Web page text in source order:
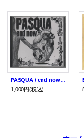
PASQUA / end now (cd) CABOOSE RECORDINGS
1,000円(税込)